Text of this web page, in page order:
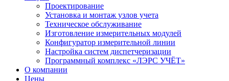
Проектирование
Установка и монтаж узлов учета
Техническое обслуживание
Изготовление измерительных модулей
Конфигуратор измерительной линии
Настройка систем диспетчеризации
Программный комплекс «ЛЭРС УЧЁТ»
О компании
Цены